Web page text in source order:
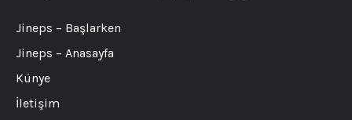
Jineps – Başlarken
Jineps – Anasayfa
Künye
İletişim